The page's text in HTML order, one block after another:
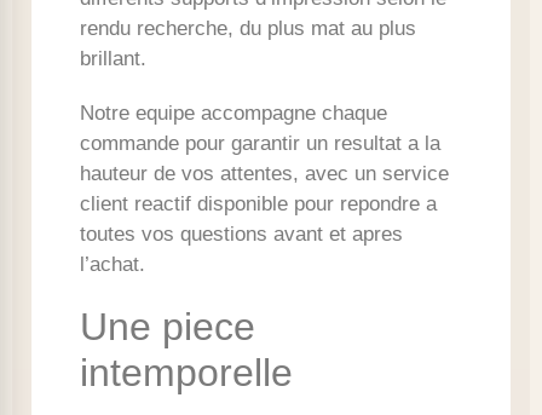
rendu recherche, du plus mat au plus
brillant.
Notre equipe accompagne chaque
commande pour garantir un resultat a la
hauteur de vos attentes, avec un service
client reactif disponible pour repondre a
toutes vos questions avant et apres
l’achat.
Une piece
intemporelle